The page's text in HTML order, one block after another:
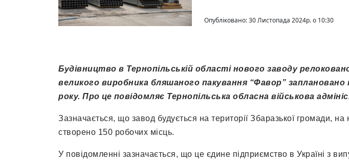
Опубліковано: 30 Листопада 2024р. о 10:30
Будівництво в Тернопільській області нового заводу
великого виробника бляшаного пакування “Фавор” заплановано
року. Про це повідомляє Тернопільська обласна військова
Зазначається, що завод будується на території Збаразької громади, на
створено 150 робочих місць.
У повідомленні зазначається, що це єдине підприємство в Україні з